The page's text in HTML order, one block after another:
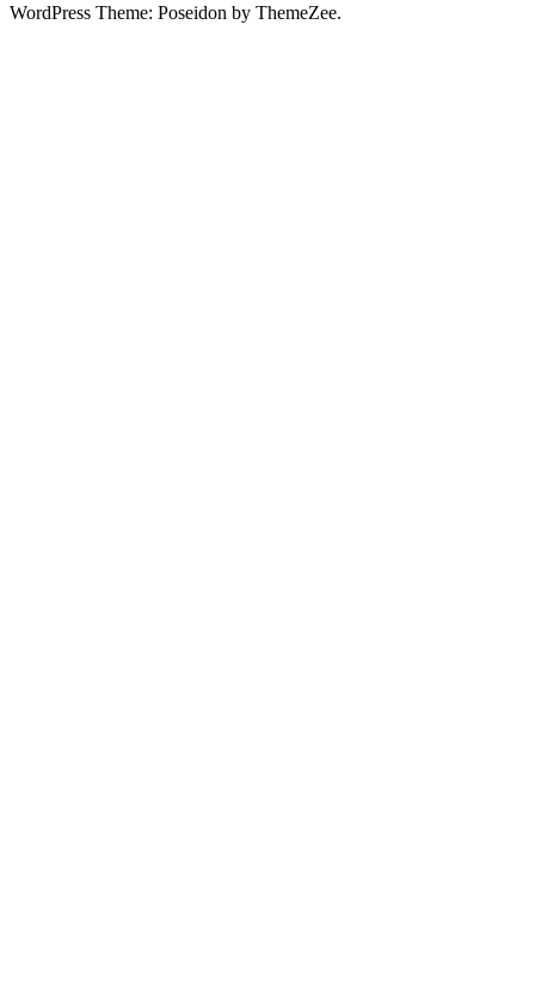
WordPress Theme: Poseidon by ThemeZee.